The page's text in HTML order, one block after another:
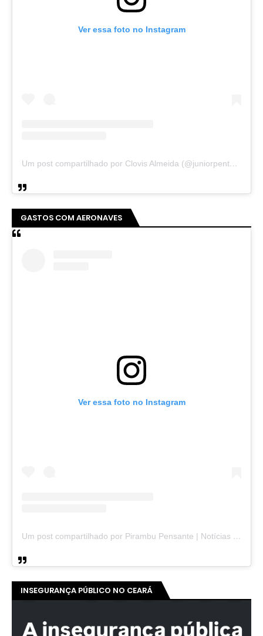
Ver essa foto no Instagram
Um post compartilhado por Clovis Almeida (@juniorpentecoste01)
GASTOS COM AERONAVES
Ver essa foto no Instagram
Um post compartilhado por Pirambu Pensante | Notícias & Entretenimento (@pirambupensante)
INSEGURANÇA PÚBLICO NO CEARÁ